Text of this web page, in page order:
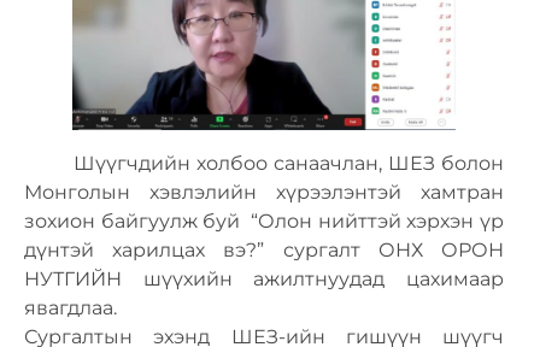
Шүүгчдийн холбоо санаачлан, ШЕЗ болон
Монголын хэвлэлийн хүрээлэнтэй хамтран
зохион байгуулж буй “Олон нийттэй хэрхэн үр
дүнтэй харилцах вэ?” сургалт ОНХ ОРОН
НУТГИЙН шүүхийн ажилтнуудад цахимаар
явагдлаа.
Сургалтын эхэнд ШЕЗ-ийн гишүүн шүүгч